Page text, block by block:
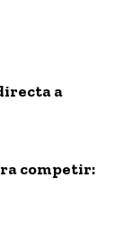
a
competir: